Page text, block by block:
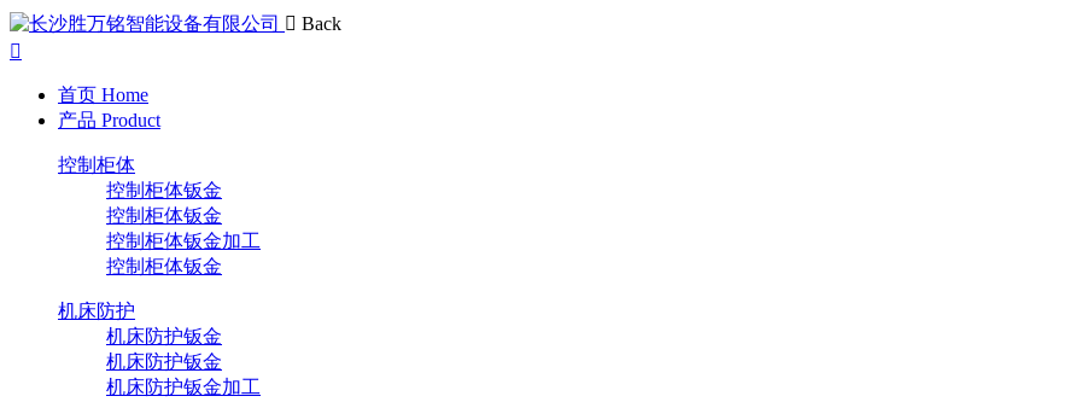
Back
首页 Home
产品 Product
控制柜体
控制柜体钣金
控制柜体钣金
控制柜体钣金加工
控制柜体钣金
机床防护
机床防护钣金
机床防护钣金
机床防护钣金加工